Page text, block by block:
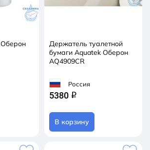
Держатель туалетной
бумаги Aquatek Оберон
AQ4909CR
Россия
5380 q
В корзину